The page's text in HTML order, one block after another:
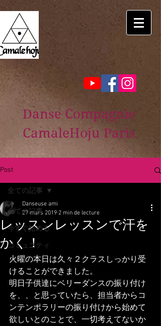
Danse Compagnie
CamaleHoju Paris
Post
全ての記事
今すぐ始める
コミュニティ
全ての記事
レッスンレッスンで汗を
かく！
Danseuse ami
27 mars 2019 2 min de lecture
火曜の本日は久々２クラスしっかり受
けることができました。
明日子供達にベリーダンスの振り付け
を、、と思っていたら、担当者からコ
ンテンポラリーの振り付けから始めて
欲しいとのことで、一切考えてないか